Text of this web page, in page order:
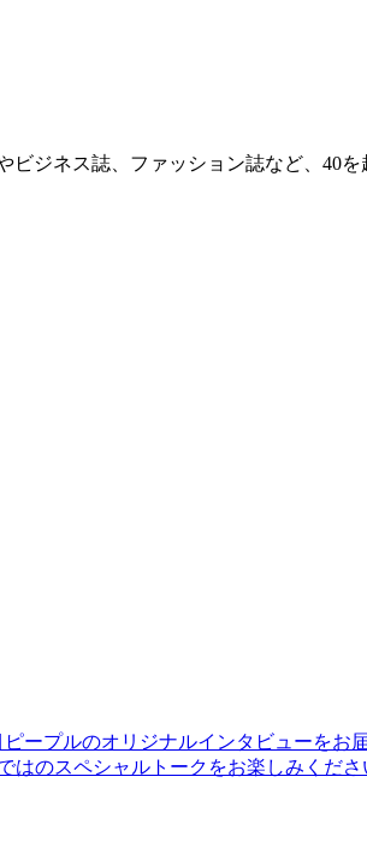
ジネス誌、ファッション誌など、40
ープルのオリジナルインタビューをお
のスペシャルトークをお楽しみくださ